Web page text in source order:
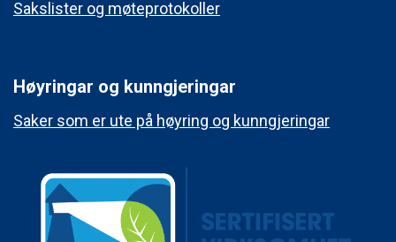
Sakslister og møteprotokoller
Høyringar og kunngjeringar
Saker som er ute på høyring og kunngjeringar